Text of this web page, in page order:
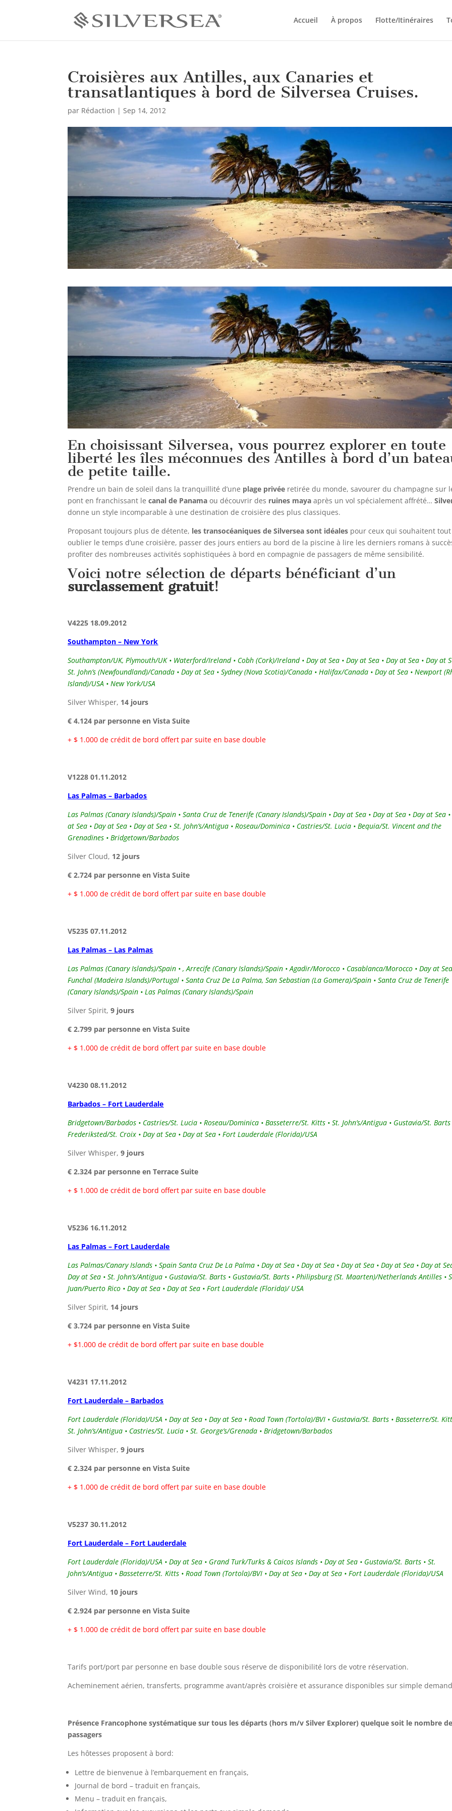
Accueil À propos Flotte/Itinéraires
Croisières aux Antilles, aux Canaries et
transatlantiques à bord de Silversea Cruises.
par Rédaction |Sep 14, 2012
En choisissant Silversea, vous pourrez explorer en toute
liberté les îles méconnues des Antilles à bord d’un
de petite taille.
Prendre un bain de soleil dans la tranquillité d’une plage privée retirée du monde, savourer du champagne sur
pont en franchissant lecanal de Panama ou découvrir des ruines maya après un vol spécialement affrété…
donne un style incomparable à une destination de croisière des plus classiques.
Proposant toujours plus de détente, les transocéaniques de Silversea sont idéales pour ceux qui souhaitent tout
oublier le temps d’une croisière, passer des jours entiers au bord de la piscine à lire les derniers romans à
profiter des nombreuses activités sophistiquées à bord en compagnie de passagers de même sensibilité.
Voici notre sélection de départs bénéficiant d’un
surclassement gratuit!
V4225 18.09.2012
Southampton – New York
Southampton/UK, Plymouth/UK • Waterford/Ireland • Cobh (Cork)/Ireland • Day at Sea • Day at Sea • Day at Sea • Day at
St. John’s (Newfoundland)/Canada • Day at Sea • Sydney (Nova Scotia)/Canada • Halifax/Canada • Day at Sea • Newport
Island)/USA • New York/USA
Silver Whisper, 14 jours
€ 4.124 par personne en Vista Suite
+ $ 1.000 de crédit de bord offert par suite en base double
V1228 01.11.2012
Las Palmas – Barbados
Las Palmas (Canary Islands)/Spain • Santa Cruz de Tenerife (Canary Islands)/Spain • Day at Sea • Day at Sea • Day at Sea
at Sea • Day at Sea • Day at Sea • St. John’s/Antigua • Roseau/Dominica • Castries/St. Lucia • Bequia/St. Vincent and the
Grenadines • Bridgetown/Barbados
Silver Cloud, 12 jours
€ 2.724 par personne en Vista Suite
+ $ 1.000 de crédit de bord offert par suite en base double
V5235 07.11.2012
Las Palmas – Las Palmas
Las Palmas (Canary Islands)/Spain • , Arrecife (Canary Islands)/Spain • Agadir/Morocco • Casablanca/Morocco • Day at
Funchal (Madeira Islands)/Portugal • Santa Cruz De La Palma, San Sebastian (La Gomera)/Spain • Santa Cruz de Tenerife
(Canary Islands)/Spain • Las Palmas (Canary Islands)/Spain
Silver Spirit,9 jours
€ 2.799 par personne en Vista Suite
+ $ 1.000 de crédit de bord offert par suite en base double
V4230 08.11.2012
Barbados – Fort Lauderdale
Bridgetown/Barbados • Castries/St. Lucia • Roseau/Dominica • Basseterre/St. Kitts • St. John’s/Antigua • Gustavia/St. Barts
Frederiksted/St. Croix • Day at Sea • Day at Sea • Fort Lauderdale (Florida)/USA
Silver Whisper,9 jours
€ 2.324 par personne en Terrace Suite
+ $ 1.000 de crédit de bord offert par suite en base double
V5236 16.11.2012
Las Palmas – Fort Lauderdale
Las Palmas/Canary Islands • Spain Santa Cruz De La Palma • Day at Sea • Day at Sea • Day at Sea • Day at Sea • Day at
Day at Sea • St. John’s/Antigua • Gustavia/St. Barts • Gustavia/St. Barts • Philipsburg (St. Maarten)/Netherlands Antilles •
Juan/Puerto Rico • Day at Sea • Day at Sea • Fort Lauderdale (Florida)/ USA
Silver Spirit, 14 jours
€ 3.724 par personne en Vista Suite
+ $1.000 de crédit de bord offert par suite en base double
V4231 17.11.2012
Fort Lauderdale – Barbados
Fort Lauderdale (Florida)/USA • Day at Sea • Day at Sea • Road Town (Tortola)/BVI • Gustavia/St. Barts • Basseterre/St.
St. John’s/Antigua • Castries/St. Lucia • St. George’s/Grenada • Bridgetown/Barbados
Silver Whisper,9 jours
€ 2.324 par personne en Vista Suite
+ $ 1.000 de crédit de bord offert par suite en base double
V5237 30.11.2012
Fort Lauderdale – Fort Lauderdale
Fort Lauderdale (Florida)/USA • Day at Sea • Grand Turk/Turks & Caicos Islands • Day at Sea • Gustavia/St. Barts • St.
John’s/Antigua • Basseterre/St. Kitts • Road Town (Tortola)/BVI • Day at Sea • Day at Sea • Fort Lauderdale (Florida)/USA
Silver Wind, 10 jours
€ 2.924 par personne en Vista Suite
+ $ 1.000 de crédit de bord offert par suite en base double
Tarifs port/port par personne en base double sous réserve de disponibilité lors de votre réservation.
Acheminement aérien, transferts, programme avant/après croisière et assurance disponibles sur simple
Présence Francophone systématique sur tous les départs (hors m/v Silver Explorer) quelque soit le nombre
passagers
Les hôtesses proposent à bord:
Lettre de bienvenue à l’embarquement en français,
Journal de bord – traduit en français,
Menu – traduit en français,